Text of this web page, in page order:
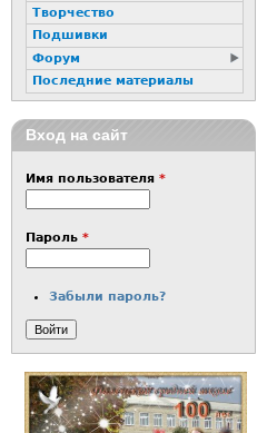
Творчество
Подшивки
Форум
Последние материалы
Вход на сайт
Имя пользователя *
Пароль *
Забыли пароль?